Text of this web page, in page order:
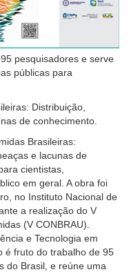
pesquisadores e serve
públicas para
Distribuição,
de conhecimento.
Brasileiras:
e lacunas de
cientistas,
em geral. A obra foi
no Instituto Nacional de
a realização do V
(V CONBRAU).
e Tecnologia em
é fruto do trabalho de 95
do Brasil, e reúne uma